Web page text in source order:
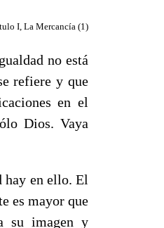
I, La Mercancía (1)
no está
refiere y que
en el
Dios. Vaya
hay en ello. El
es mayor que
su imagen y